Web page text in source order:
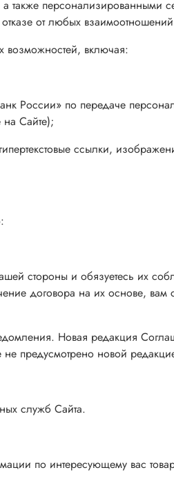
также персонализированными
от любых
включая:
России» по передаче
Сайте);
ссылки,
стороны и обязуетесь их
договора на их основе, вам
Новая редакция
предусмотрено новой
служб Сайта.
по интересующему вас